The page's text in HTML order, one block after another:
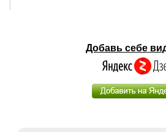
Добавь себе